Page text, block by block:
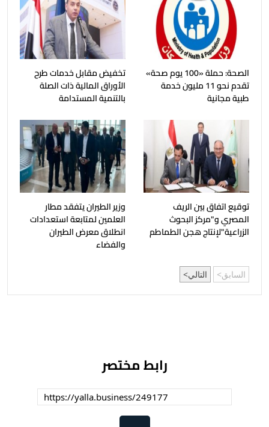
الصحة: حملة «100 يوم صحة»
تقدم نحو 11 مليون خدمة
طبية مجانية
تخفيض مقابل خدمات طرح
الأوراق المالية ذات الصلة
بالتنمية المستدامة
توقيع اتفاق بين الريف
المصري و"مركز البحوث
الزراعية"لإنتاج هجن الطماطم
وزير الطيران يتفقد مطار
العلمين لمتابعة استعدادات
انطلاق معرض الطيران
والفضاء
السابق التالي
رابط مختصر